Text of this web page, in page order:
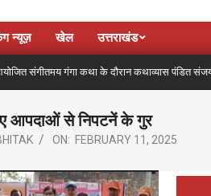
न्यूज़ खेल उत्तराखंड
गंगा कथा के दौरान कथाव्यास पंडित संजय कृष्ण ने
आपदाओं से निपटनें के गुर
ON: FEBRUARY 11, 2025